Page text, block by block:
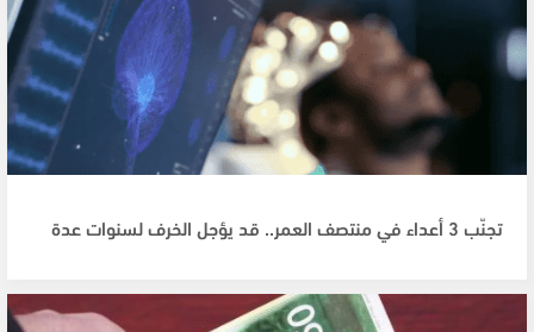
تجنّب 3 أعداء في منتصف العمر.. قد يؤجل الخرف لسنوات عدة